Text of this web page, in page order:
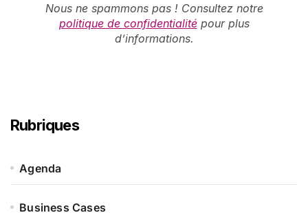
Nous ne spammons pas ! Consultez notre
politique de confidentialitépour plus
d’informations.
Rubriques
Agenda
Business Cases